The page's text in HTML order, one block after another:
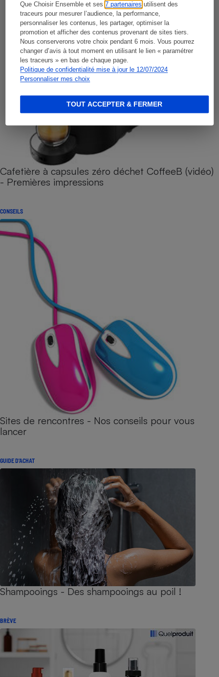
Que Choisir Ensemble et ses7 partenaires utilisent des
traceurs pour mesurer l’audience, la performance,
personnaliser les contenus, les partager, optimiser la
promotion et afficher des contenus provenant de sites tiers.
Nous conserverons votre choix pendant 6 mois. Vous pourrez
changer d’avis à tout moment en utilisant le lien « paramétrer
les traceurs » en bas de chaque page.
Politique de confidentialité mise à jour le 12/07/2024
Personnaliser mes choix
TOUT ACCEPTER & FERMER
Cafetière à capsules zéro déchet CoffeeB (vidéo)
- Premières impressions
CONSEILS
Sites de rencontres - Nos conseils pour vous
lancer
GUIDE D'ACHAT
Shampooings - Des shampooings au poil !
BRÈVE